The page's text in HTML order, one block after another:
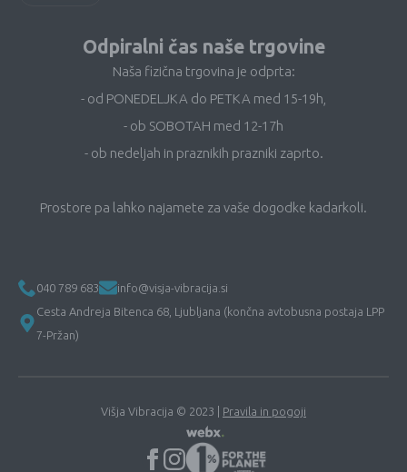
Odpiralni čas naše trgovine
Naša fizična trgovina je odprta:
- od PONEDELJKA do PETKA med 15-19h,
- ob SOBOTAH med 12-17h
- ob nedeljah in praznikih prazniki zaprto.
Prostore pa lahko najamete za vaše dogodke kadarkoli.
040 789 683
info@visja-vibracija.si
Cesta Andreja Bitenca 68, Ljubljana (končna avtobusna postaja LPP
7-Pržan)
Višja Vibracija © 2023 | Pravila in pogoji